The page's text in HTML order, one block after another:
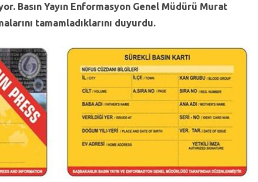
Basın Yayın Enformasyon Genel Müdürü Murat
tamamladıklarını duyurdu.